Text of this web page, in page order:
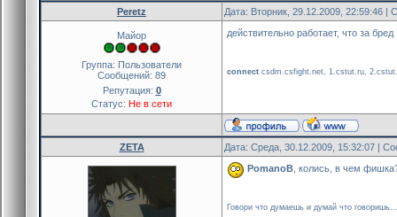
Peretz Дата: Вторник, 29.12.2009, 22:59:46 |
Майор
Группа: Пользователи
Сообщений: 89
Репутация: 0
Статус: Не в сети
действительно работает, что за бред
connect csdm.csfight.net, 1.cstut.ru,
ZETA Дата: Среда, 30.12.2009, 15:32:07 |
PomanoB , колись, в чем
Говори что думаешь и думай что говоришь...